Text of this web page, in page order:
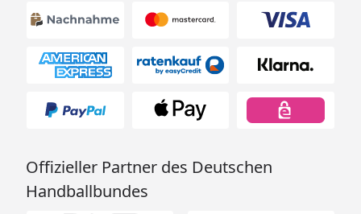
Offizieller Partner des Deutschen
Handballbundes